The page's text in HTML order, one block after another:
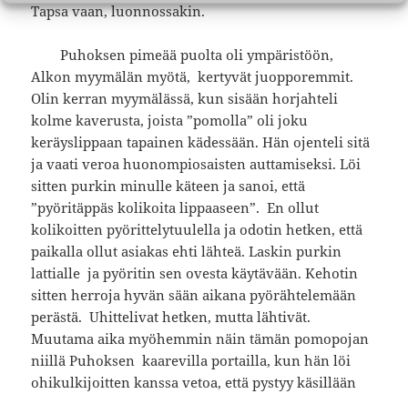
Tapsa vaan, luonnossakin.
Puhoksen pimeää puolta oli ympäristöön,
Alkon myymälän myötä, kertyvät juopporemmit.
Olin kerran myymälässä, kun sisään horjahteli
kolme kaverusta, joista ”pomolla” oli joku
keräyslippaan tapainen kädessään. Hän ojenteli sitä
ja vaati veroa huonompiosaisten auttamiseksi. Löi
sitten purkin minulle käteen ja sanoi, että
”pyöritäppäs kolikoita lippaaseen”. En ollut
kolikoitten pyörittelytuulella ja odotin hetken, että
paikalla ollut asiakas ehti lähteä. Laskin purkin
lattialle ja pyöritin sen ovesta käytävään. Kehotin
sitten herroja hyvän sään aikana pyörähtelemään
perästä. Uhittelivat hetken, mutta lähtivät.
Muutama aika myöhemmin näin tämän pomopojan
niillä Puhoksen kaarevilla portailla, kun hän löi
ohikulkijoitten kanssa vetoa, että pystyy käsillään